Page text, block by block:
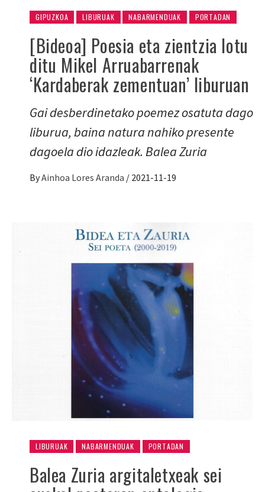
GIPUZKOA LIBURUAK NABARMENDUAK PORTADAN
[Bideoa] Poesia eta zientzia lotu
ditu Mikel Arruabarrenak
‘Kardaberak zementuan’ liburuan
Gai desberdinetako poemez osatuta dago
liburua, baina natura nahiko presente
dagoela dio idazleak. Balea Zuria
ByAinhoa Lores Aranda / 2021-11-19
LIBURUAK NABARMENDUAK PORTADAN
Balea Zuria argitaletxeak sei